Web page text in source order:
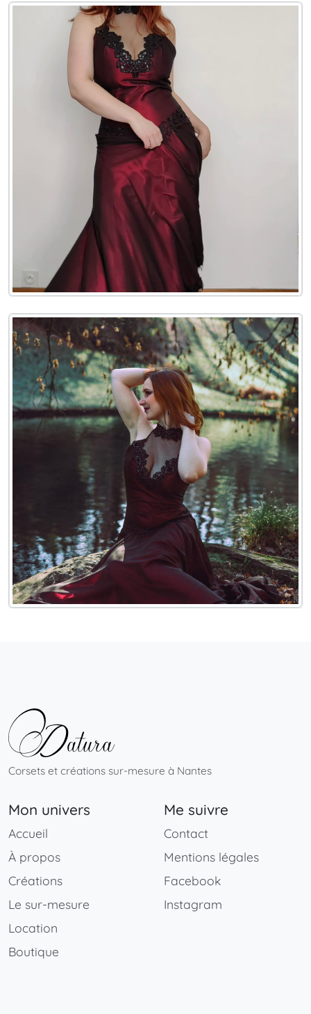
Corsets et créations sur-mesure à Nantes
Mon univers
Accueil
À propos
Créations
Le sur-mesure
Location
Boutique
Me suivre
Contact
Mentions légales
Facebook
Instagram